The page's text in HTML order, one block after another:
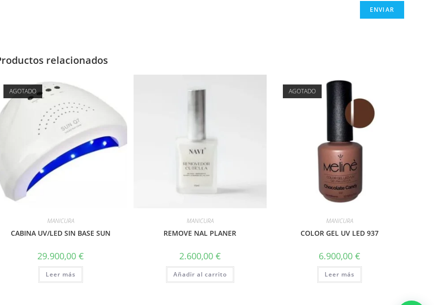
relacionados
AGOTADO
MANICURA
CABINA UV/LED SIN BASE SUN
29.900,00 €
Leer más
MANICURA
REMOVE NAL PLANER
2.600,00 €
Añadir al carrito
AGOTADO
MANICURA
COLOR GEL UV LED 937
6.900,00€
Leer más